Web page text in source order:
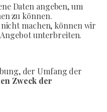
Daten angeben, um
zu können.
nicht machen, können wir
unterbreiten.
der Umfang der
Zweck der